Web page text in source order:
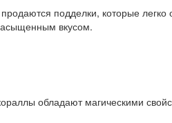
подделки, которые легко
вкусом.
обладают магическими